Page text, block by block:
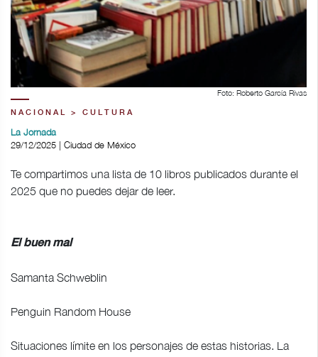
Foto: Roberto García Rivas
NACIONAL > CULTURA
La Jornada
29/12/2025 | Ciudad de México
Te compartimos una lista de 10 libros publicados durante el
2025 que no puedes dejar de leer.
El buen mal
Samanta Schweblin
Penguin Random House
Situaciones límite en los personajes de estas historias. La